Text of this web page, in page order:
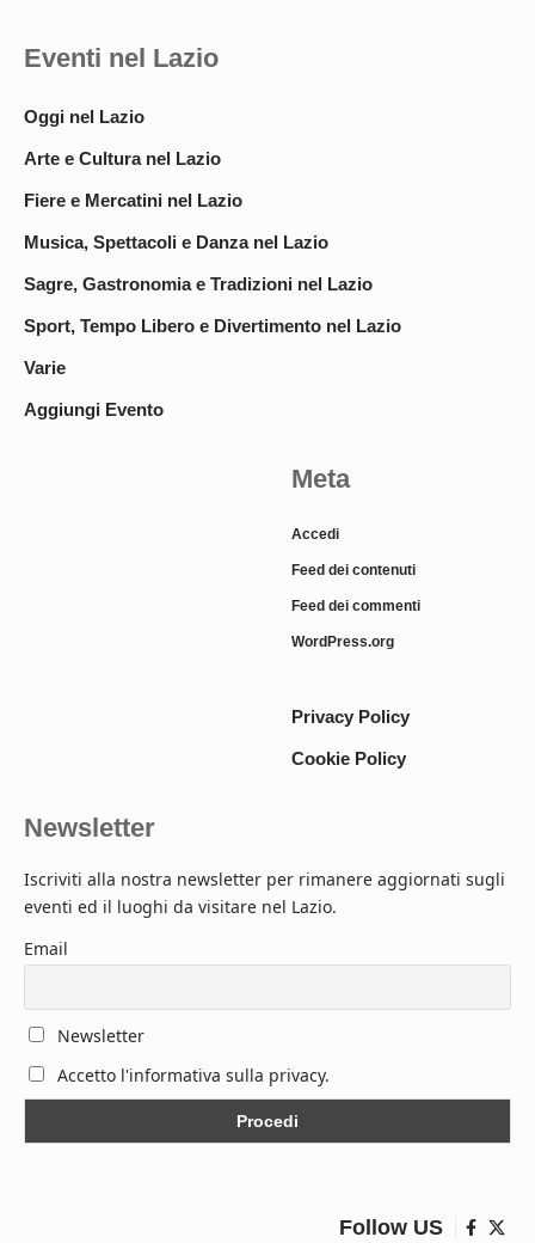
Eventi nel Lazio
Oggi nel Lazio
Arte e Cultura nel Lazio
Fiere e Mercatini nel Lazio
Musica, Spettacoli e Danza nel Lazio
Sagre, Gastronomia e Tradizioni nel Lazio
Sport, Tempo Libero e Divertimento nel Lazio
Varie
Aggiungi Evento
Meta
Accedi
Feed dei contenuti
Feed dei commenti
WordPress.org
Privacy Policy
Cookie Policy
Newsletter
Iscriviti alla nostra newsletter per rimanere aggiornati sugli
eventi ed il luoghi da visitare nel Lazio.
Email
Newsletter
Accetto l'informativa sulla privacy.
Follow US